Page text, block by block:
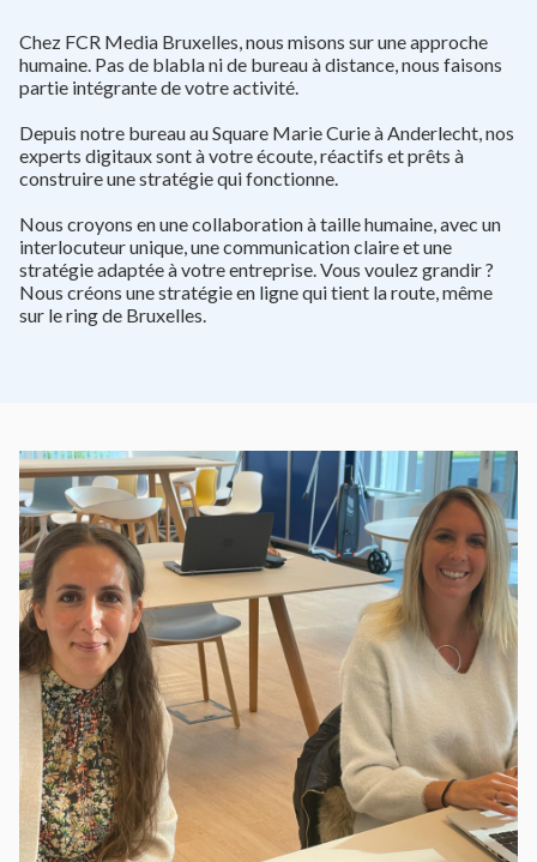
Chez FCR Media Bruxelles, nous misons sur une approche
humaine. Pas de blabla ni de bureau à distance, nous faisons
partie intégrante de votre activité.
Depuis notre bureau au Square Marie Curie à Anderlecht, nos
experts digitaux sont à votre écoute, réactifs et prêts à
construire une stratégie qui fonctionne.
Nous croyons en une collaboration à taille humaine, avec un
interlocuteur unique, une communication claire et une
stratégie adaptée à votre entreprise. Vous voulez grandir ?
Nous créons une stratégie en ligne qui tient la route, même
sur le ring de Bruxelles.